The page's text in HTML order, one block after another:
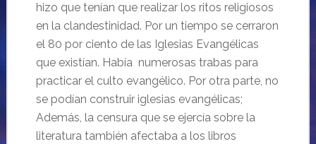
hizo que tenían que realizar los ritos religiosos
en la clandestinidad. Por un tiempo se cerraron
el 80 por ciento de las Iglesias Evangélicas
que existían. Había numerosas trabas para
practicar el culto evangélico. Por otra parte, no
se podían construir iglesias evangélicas;
Además, la censura que se ejercía sobre la
literatura también afectaba a los libros